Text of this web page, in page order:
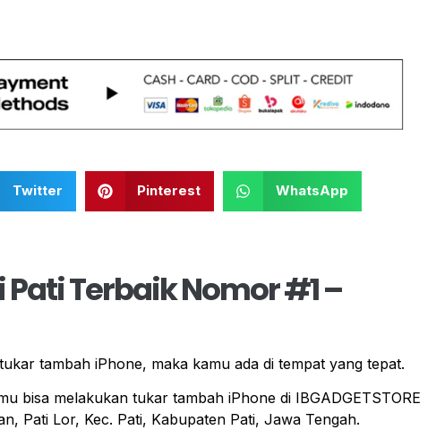
Twitter Pinterest WhatsApp
Terbaik Nomor #1 –
tambah iPhone, maka kamu ada di tempat yang tepat.
bisa melakukan tukar tambah iPhone di IBGADGETSTORE
Pati Lor, Kec. Pati, Kabupaten Pati, Jawa Tengah.